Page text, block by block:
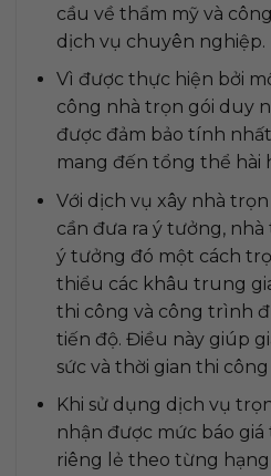
cầu về thẩm mỹ và
dịch vụ chuyên nghiệp.
Vì được thực hiện bởi
công nhà trọn gói duy
được đảm bảo tính
mang đến tổng thể hài
Với dịch vụ xây nhà
cần đưa ra ý tưởng,
ý tưởng đó một cách
thiểu các khâu trung
thi công và công trình
tiến độ. Điều này giúp
sức và thời gian thi
Khi sử dụng dịch vụ
nhận được mức báo
riêng lẻ theo từng